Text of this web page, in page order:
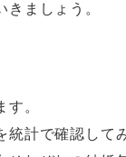
ましょう。
。
計で確認して